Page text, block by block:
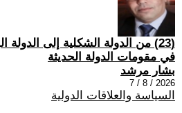
(23) من الدولة الشكلية إلى الدولة
في مقومات الدولة الحديثة
بشار مرشد
2026 / 8 / 7
السياسة والعلاقات الدولية